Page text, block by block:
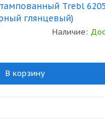
Trebl
глянцевый)
Наличие:
В корзину